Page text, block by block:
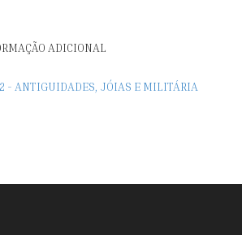
ADICIONAL
- ANTIGUIDADES, JÓIAS E MILITÁRIA